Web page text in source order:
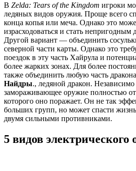
В Zelda: Tears of the Kingdom игроки
ледяных видов оружия. Проще всего
конца копья или меча. Однако это
израсходоваться и стать непригодным
Другой вариант — объединить
северной части карты. Однако это
поездок в эту часть Хайрула и
более жарких зонах. Для более
также объединить любую часть
Найдры., ледяной дракон.
замораживающее оружие полностью
которого оно поражает. Он не так
больших групп, но может спасти
двумя сильными противниками.
5 видов электрического